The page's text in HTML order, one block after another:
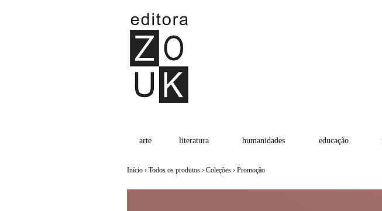
arte literatura humanidades educação
Início › Todos os produtos › Coleções › Promoção